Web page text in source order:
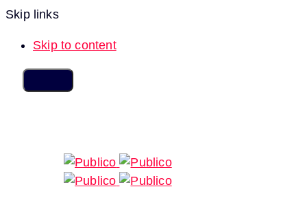
Skip links
Skip to content